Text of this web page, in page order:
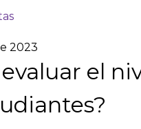
2023
el